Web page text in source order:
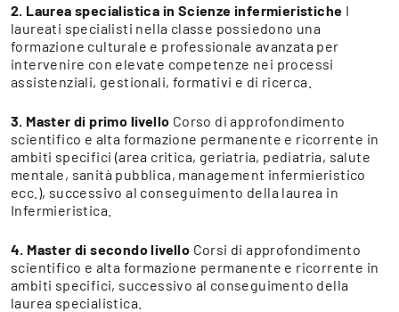
2. Laurea specialistica in Scienze infermieristiche I
laureati specialisti nella classe possiedono una
formazione culturale e professionale avanzata per
intervenire con elevate competenze nei processi
assistenziali, gestionali, formativi e di ricerca.
3. Master di primo livello Corso di approfondimento
scientifico e alta formazione permanente e ricorrente in
ambiti specifici (area critica, geriatria, pediatria, salute
mentale, sanità pubblica, management infermieristico
ecc.), successivo al conseguimento della laurea in
Infermieristica.
4. Master di secondo livello Corsi di approfondimento
scientifico e alta formazione permanente e ricorrente in
ambiti specifici, successivo al conseguimento della
laurea specialistica.